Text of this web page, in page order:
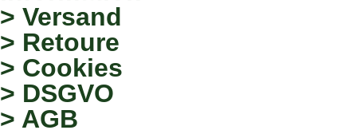
> Versand
> Retoure
> Cookies
> DSGVO
> AGB